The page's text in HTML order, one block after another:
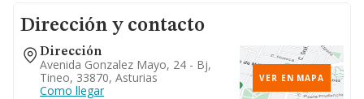
Dirección y contacto
Dirección
Avenida Gonzalez Mayo, 24 - Bj,
Tineo, 33870, Asturias
Como llegar
VER EN MAPA